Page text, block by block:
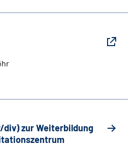
zur Weiterbildung